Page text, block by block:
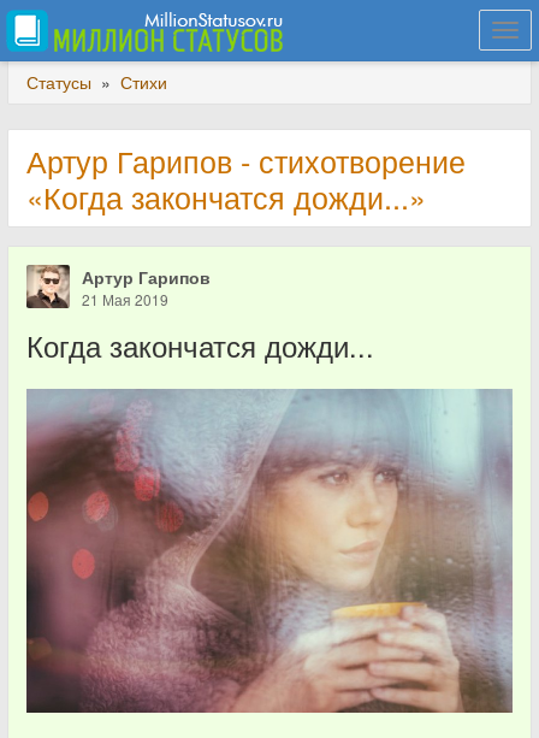
Статусы » Стихи
Артур Гарипов - стихотворение
«Когда закончатся дожди...»
Артур Гарипов
21 Мая 2019
Когда закончатся дожди...